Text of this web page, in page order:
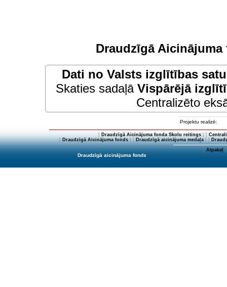
Draudzīgā
Dati no Valsts izglītības
Skaties sadaļā Vispārējā
Centralizēto
Projektu realizē:
[ Draudzīgā Aicinājuma fonda Skolu reitings] [
[Draudzīgā Aicinājuma fonds] [Draudzīgā aicinājuma medaļa] [
[Atpakaļ]
Draudzīgā aicinājuma fonds